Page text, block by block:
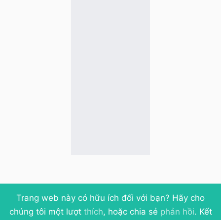
Trang web này có hữu ích đối với bạn? Hãy cho
chúng tôi một lượt thích, hoặc chia sẻ phản hồi. Kết